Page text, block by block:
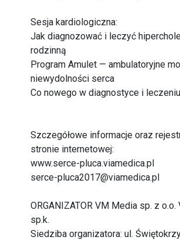
Sesja kardiologiczna:
Jak diagnozować i leczyć
rodzinną
Program Amulet — ambulatoryjne
niewydolności serca
Co nowego w diagnostyce i
Szczegółowe informacje oraz
stronie internetowej:
www.serce-pluca.viamedica.pl
serce-pluca2017@viamedica.pl
ORGANIZATOR VM Media sp. z o.o.
sp.k.
Siedziba organizatora: ul.